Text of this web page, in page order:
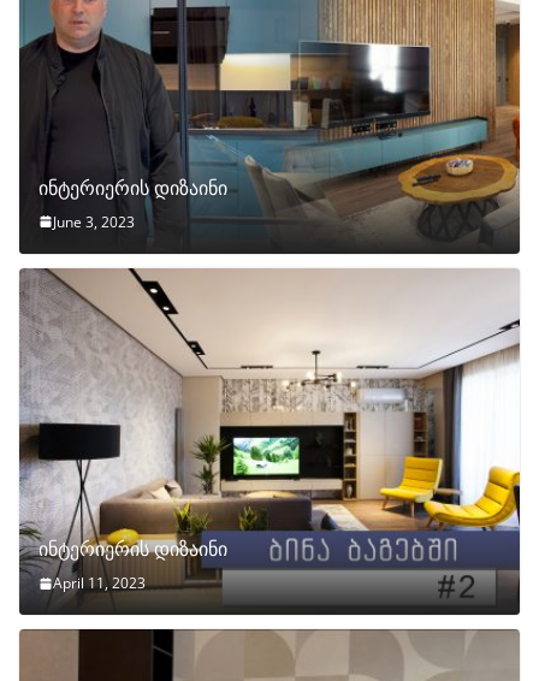
ინტერიერის დიზაინი
June 3, 2023
ინტერიერის დიზაინი
April 11, 2023